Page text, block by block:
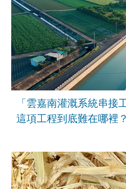
「雲嘉南灌溉系統串接
這項工程到底難在哪裡